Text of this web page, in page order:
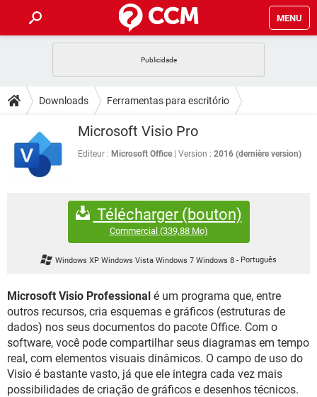
MENU
CELULAR FACEBOOK
OUTLOOK EXCEL
INSTAGRAM GMAIL
GUIA DE COMPRAS
DICAS
JOGOS
CELULAR
OUTLOOK
GUIA DE COMPRAS
JOGOS WHATSAPP
CELULAR
EXCEL
GMAIL
FÓRUM
FACEBOOK
EXCEL
INSTAGRAM GMAIL
WHATSAPP
INSTAGRAM GMAIL
GUIA DE COMPRAS
Downloads Ferramentas para escritório
Banco de dados Microsoft Visio Pro
Editeur : Microsoft Office Version : 2016 (dernière version)
Télécharger (bouton)
Commercial(339,88 Mo)
Windows XP Windows Vista Windows 7 Windows 8 - Português
Microsoft Visio Professional é um programa que, entre
outros recursos, cria esquemas e gráficos (estruturas de
dados) nos seus documentos do pacote Office. Com o
software, você pode compartilhar seus diagramas em tempo
real, com elementos visuais dinâmicos. O campo de uso do
Visio é bastante vasto, já que ele integra cada vez mais
possibilidades de criação de gráficos e desenhos técnicos.